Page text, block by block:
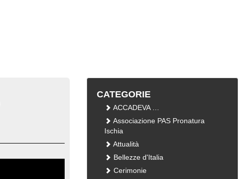
CATEGORIE
ACCADEVA …
Associazione PAS Pronatura
Ischia
Attualità
Bellezze d'Italia
Cerimonie